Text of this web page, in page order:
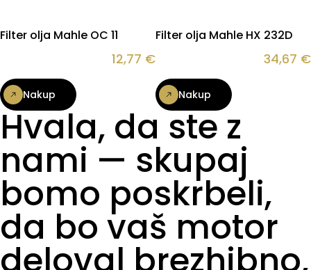
Filter olja Mahle OC 11
12,77 €
Nakup
Filter olja Mahle HX 232D
34,67 €
Nakup
Hvala, da ste z
nami — skupaj
bomo poskrbeli,
da bo vaš motor
deloval brezhibno,